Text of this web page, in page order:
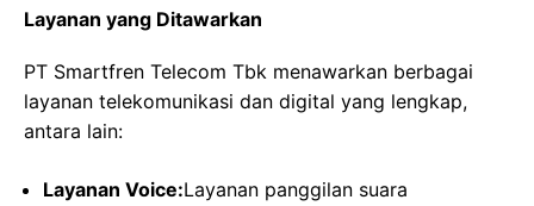
Layanan yang Ditawarkan
PT Smartfren Telecom Tbk menawarkan berbagai
layanan telekomunikasi dan digital yang lengkap,
antara lain:
Layanan Voice:Layanan panggilan suara